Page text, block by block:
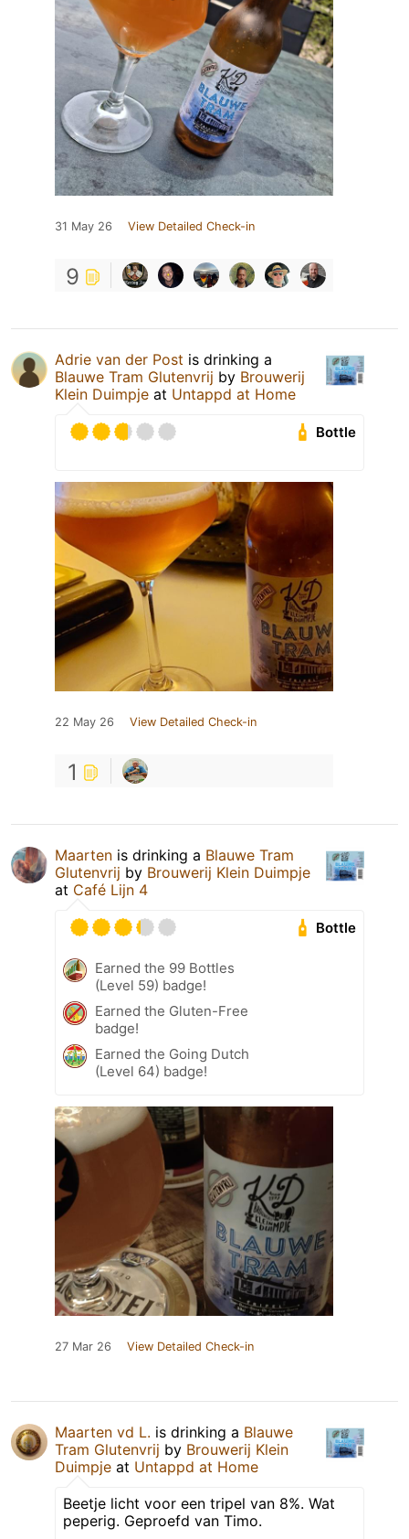
31 May 26 View Detailed Check-in
9
Adrie van der Post is drinking a
Blauwe Tram Glutenvrij by Brouwerij
Klein Duimpje at Untappd at Home
Bottle
22 May 26 View Detailed Check-in
1
Maarten is drinking a Blauwe Tram
Glutenvrij by Brouwerij Klein Duimpje
at Café Lijn 4
Bottle
Earned the 99 Bottles
(Level 59) badge!
Earned the Gluten-Free
badge!
Earned the Going Dutch
(Level 64) badge!
27 Mar 26 View Detailed Check-in
Maarten vd L. is drinking a Blauwe
Tram Glutenvrij by Brouwerij Klein
Duimpje at Untappd at Home
Beetje licht voor een tripel van 8%. Wat
peperig. Geproefd van Timo.